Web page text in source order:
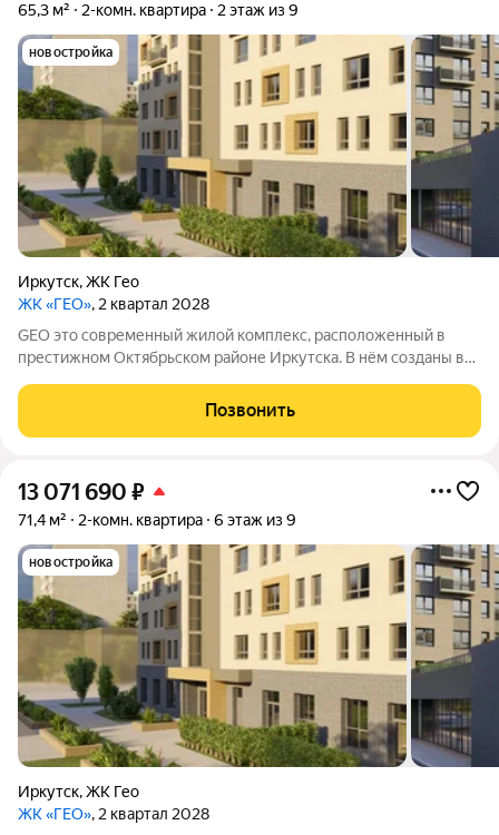
65,3 м² 2-комн. квартира 2 этаж из 9
новостройка
Иркутск,ЖК Гео
ЖК «ГЕО», 2 квартал 2028
GEO это современный жилой комплекс, расположенный в
престижном Октябрьском районе Иркутска. В нём созданы все
инфраструктура, возможности для отдыха и общения.
Позвонить
13 071 690 ₽
71,4 м² 2-комн. квартира 6 этаж из 9
новостройка
Иркутск,ЖК Гео
ЖК «ГЕО», 2 квартал 2028